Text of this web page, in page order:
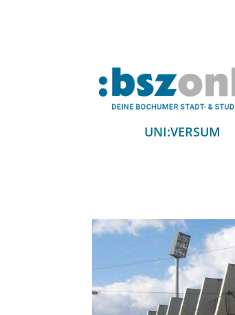
UNI:VERSUM